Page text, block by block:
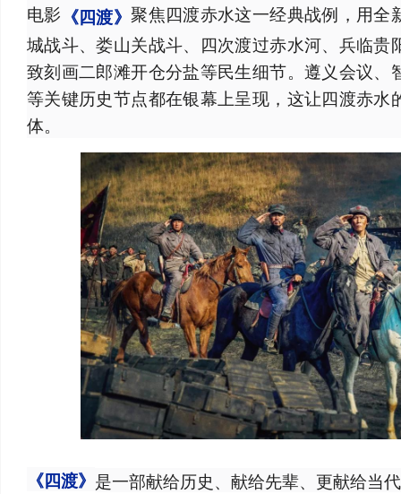
电影 《四渡》聚焦四渡赤水这一经典战例，用全
城战斗、娄山关战斗、四次渡过赤水河、兵临贵
致刻画二郎滩开仓分盐等民生细节。遵义会议、
等关键历史节点都在银幕上呈现，这让四渡赤水
体。
《四渡》 是一部献给历史、献给先辈、更献给当